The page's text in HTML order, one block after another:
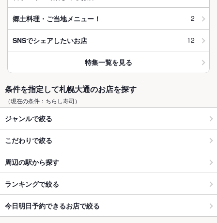
郷土料理・ご当地メニュー！ 2
SNSでシェアしたいお店 12
特集一覧を見る
条件を指定して札幌大通のお店を探す
（現在の条件：ちらし寿司）
ジャンルで絞る
こだわりで絞る
周辺の駅から探す
ランキングで絞る
今日明日予約できるお店で絞る